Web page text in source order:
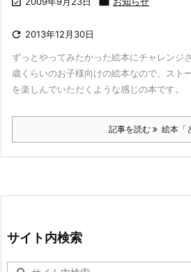
 2013年12月30日
ずっとやってみたかった絵本にチャレンジ
歳くらいのお子様向けの絵本なので、スト
を楽しんでいただくような感じの本です。
記事を読む 絵本「
サイト内検索